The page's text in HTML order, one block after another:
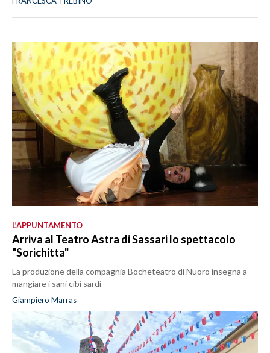
L’APPUNTAMENTO
Arriva al Teatro Astra di Sassari lo spettacolo
"Sorichitta"
La produzione della compagnia Bocheteatro di Nuoro insegna a
mangiare i sani cibi sardi
Giampiero Marras